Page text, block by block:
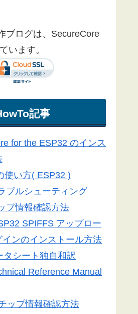
号化通信
ィスプレイ)
マトリックス
Events
ォン
ー
器
ブログは、SecureCore
います。
記事
for the ESP32 のインス
使い方( ESP32 )
ブルシューティング
プ情報確認方法
SPIFFS アップロー
インのインストール方法
タシート独自和訳
Reference Manual
ップ情報確認方法